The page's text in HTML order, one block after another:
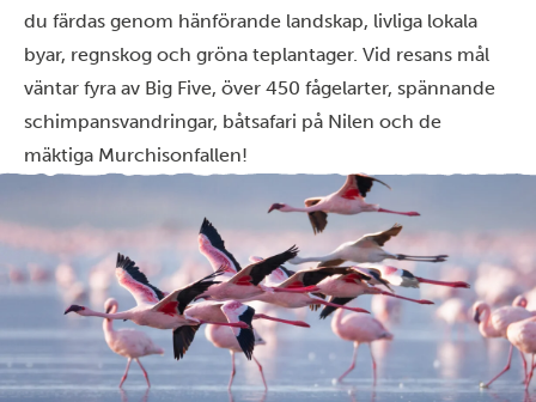
du färdas genom hänförande landskap, livliga lokala
byar, regnskog och gröna teplantager. Vid resans mål
väntar fyra av Big Five, över 450 fågelarter, spännande
schimpansvandringar, båtsafari på Nilen och de
mäktiga Murchisonfallen!